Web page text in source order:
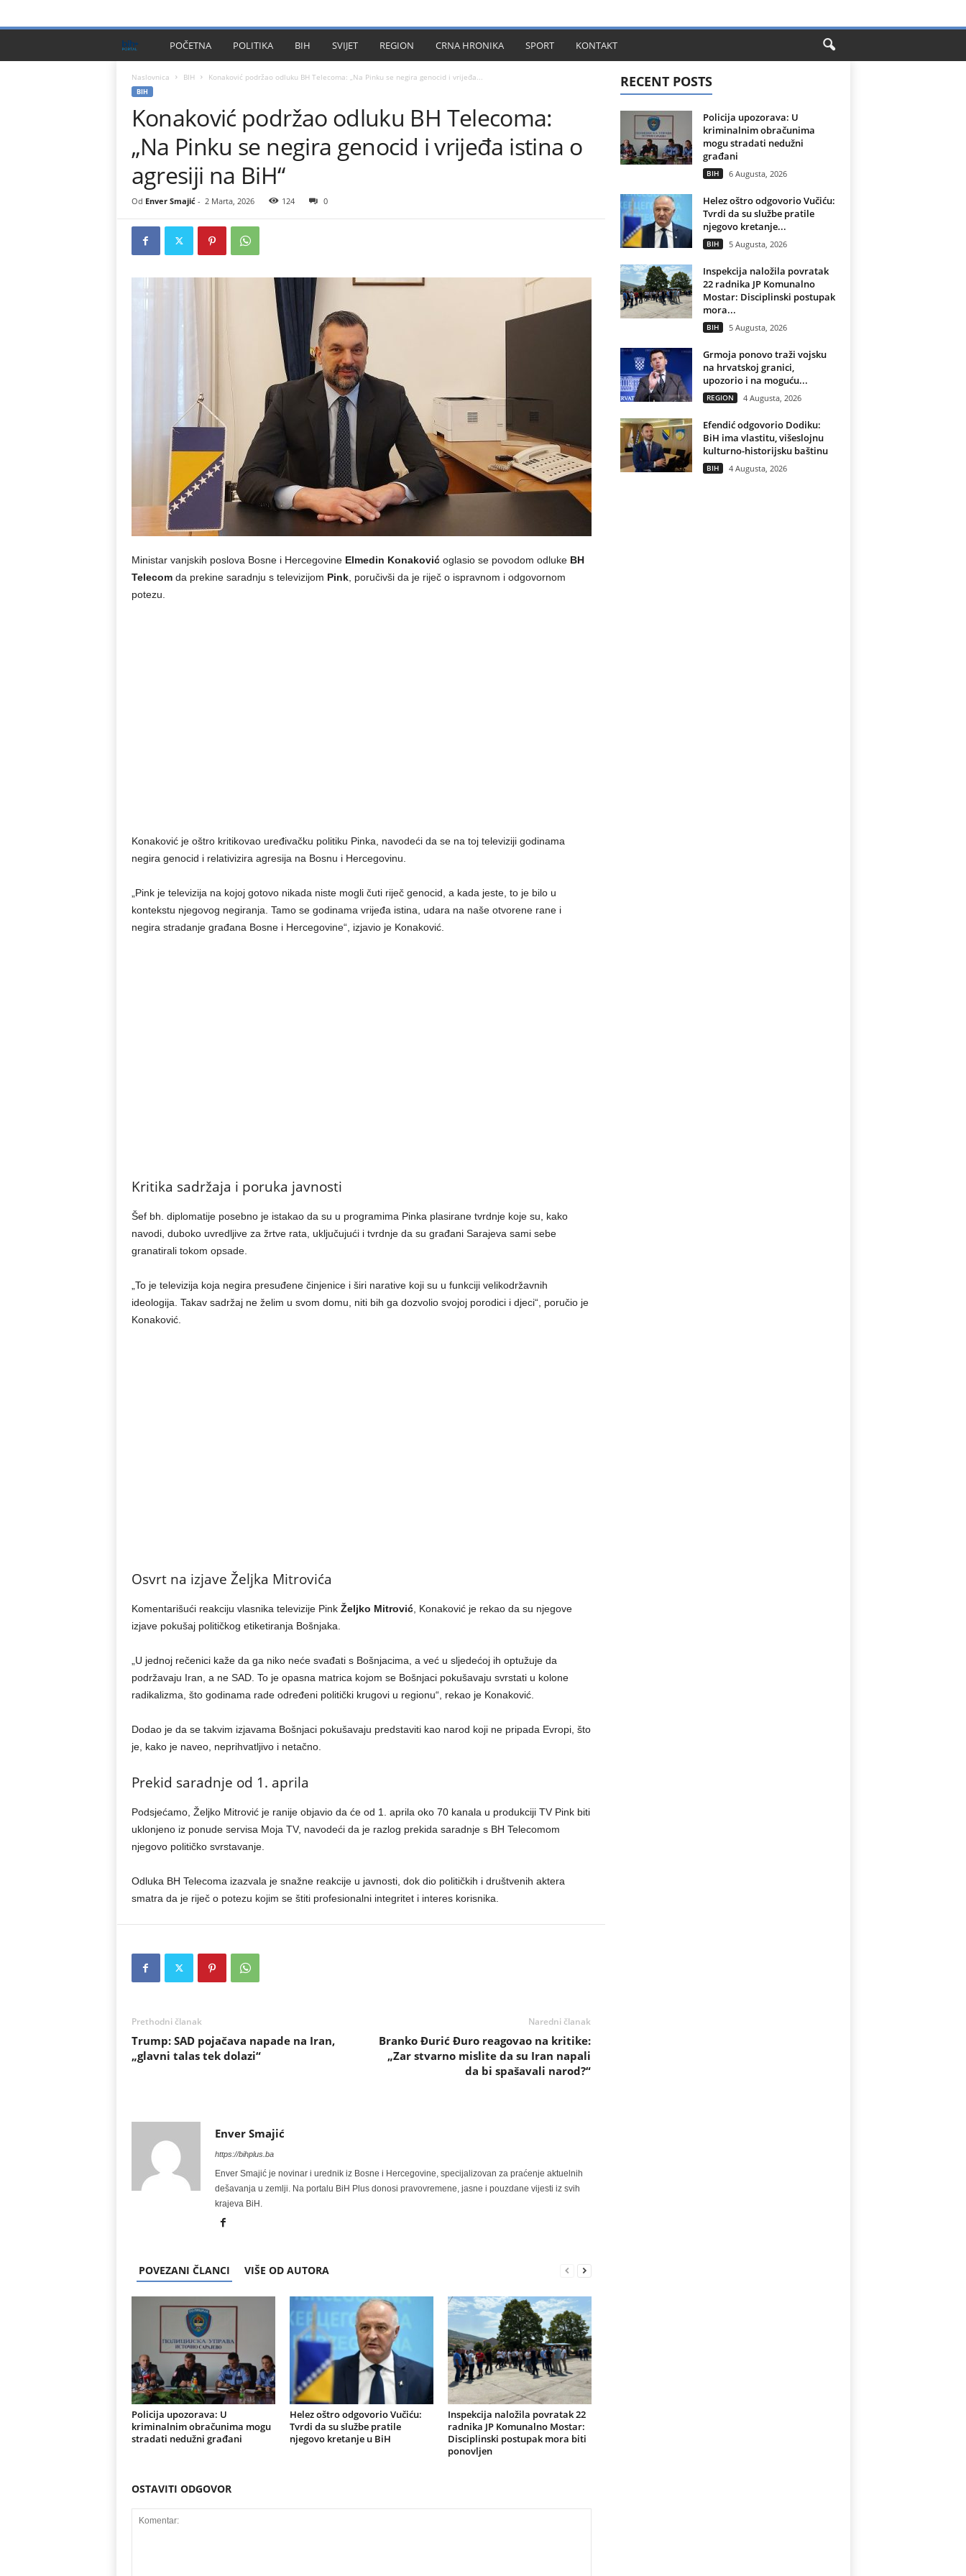
I
l
u
POČETNA POLITIKA BIH SVIJET REGION CRNA HRONIKA SPORT KONTAKT
Naslovnica BIH Konaković podržao odluku BH Telecoma: „Na Pinku se negira genocid i vrijeđa...
BIH
Konaković podržao odluku BH Telecoma:
„Na Pinku se negira genocid i vrijeđa istina o
agresiji na BiH“
Od Enver Smajić- 2 Marta, 2026 124 0
Ministar vanjskih poslova Bosne i Hercegovine Elmedin Konakovićoglasio se povodom odluke BH
Telecomda prekine saradnju s televizijom Pink, poručivši da je riječ o ispravnom i odgovornom
potezu.
Konaković je oštro kritikovao uređivačku politiku Pinka, navodeći da se na toj televiziji godinama
negira genocid i relativizira agresija na Bosnu i Hercegovinu.
„Pink je televizija na kojoj gotovo nikada niste mogli čuti riječ genocid, a kada jeste, to je bilo u
kontekstu njegovog negiranja. Tamo se godinama vrijeđa istina, udara na naše otvorene rane i
negira stradanje građana Bosne i Hercegovine“, izjavio je Konaković.
Kritika sadržaja i poruka javnosti
Šef bh. diplomatije posebno je istakao da su u programima Pinka plasirane tvrdnje koje su, kako
navodi, duboko uvredljive za žrtve rata, uključujući i tvrdnje da su građani Sarajeva sami sebe
granatirali tokom opsade.
„To je televizija koja negira presuđene činjenice i širi narative koji su u funkciji velikodržavnih
ideologija. Takav sadržaj ne želim u svom domu, niti bih ga dozvolio svojoj porodici i djeci“, poručio je
Konaković.
Osvrt na izjave Željka Mitrovića
Komentarišući reakciju vlasnika televizije Pink Željko Mitrović, Konaković je rekao da su njegove
izjave pokušaj političkog etiketiranja Bošnjaka.
„U jednoj rečenici kaže da ga niko neće svađati s Bošnjacima, a već u sljedećoj ih optužuje da
podržavaju Iran, a ne SAD. To je opasna matrica kojom se Bošnjaci pokušavaju svrstati u kolone
radikalizma, što godinama rade određeni politički krugovi u regionu“, rekao je Konaković.
Dodao je da se takvim izjavama Bošnjaci pokušavaju predstaviti kao narod koji ne pripada Evropi, što
je, kako je naveo, neprihvatljivo i netačno.
Prekid saradnje od 1. aprila
Podsjećamo, Željko Mitrović je ranije objavio da će od 1. aprila oko 70 kanala u produkciji TV Pink biti
uklonjeno iz ponude servisa Moja TV, navodeći da je razlog prekida saradnje s BH Telecomom
njegovo političko svrstavanje.
Odluka BH Telecoma izazvala je snažne reakcije u javnosti, dok dio političkih i društvenih aktera
smatra da je riječ o potezu kojim se štiti profesionalni integritet i interes korisnika.
Prethodni članak
Trump: SAD pojačava napade na Iran,
„glavni talas tek dolazi“
Naredni članak
Branko Đurić Đuro reagovao na kritike:
„Zar stvarno mislite da su Iran napali
da bi spašavali narod?“
Enver Smajić
https://bihplus.ba
Enver Smajić je novinar i urednik iz Bosne i Hercegovine, specijalizovan za praćenje aktuelnih
dešavanja u zemlji. Na portalu BiH Plus donosi pravovremene, jasne i pouzdane vijesti iz svih
krajeva BiH.
POVEZANI ČLANCI VIŠE OD AUTORA
Policija upozorava: U
kriminalnim obračunima mogu
stradati nedužni građani
Helez oštro odgovorio Vučiću:
Tvrdi da su službe pratile
njegovo kretanje u BiH
Inspekcija naložila povratak 22
radnika JP Komunalno Mostar:
Disciplinski postupak mora biti
ponovljen
OSTAVITI ODGOVOR
RECENT POSTS
Policija upozorava: U
kriminalnim obračunima
mogu stradati nedužni
građani
BIH 6 Augusta, 2026
Helez oštro odgovorio Vučiću:
Tvrdi da su službe pratile
njegovo kretanje...
BIH 5 Augusta, 2026
Inspekcija naložila povratak
22 radnika JP Komunalno
Mostar: Disciplinski postupak
mora...
BIH 5 Augusta, 2026
Grmoja ponovo traži vojsku
na hrvatskoj granici,
upozorio i na moguću...
REGION 4 Augusta, 2026
Efendić odgovorio Dodiku:
BiH ima vlastitu, višeslojnu
kulturno-historijsku baštinu
BIH 4 Augusta, 2026